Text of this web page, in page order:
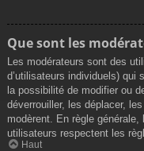
Que sont les
Les modérateurs sont des
d’utilisateurs individuels) qui
la possibilité de modifier ou
déverrouiller, les déplacer,
modèrent. En règle
utilisateurs respectent les
Haut